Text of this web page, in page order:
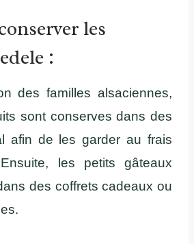
les
:
des familles alsaciennes,
sont conserves dans des
afin de les garder au frais
les petits gâteaux
des coffrets cadeaux ou